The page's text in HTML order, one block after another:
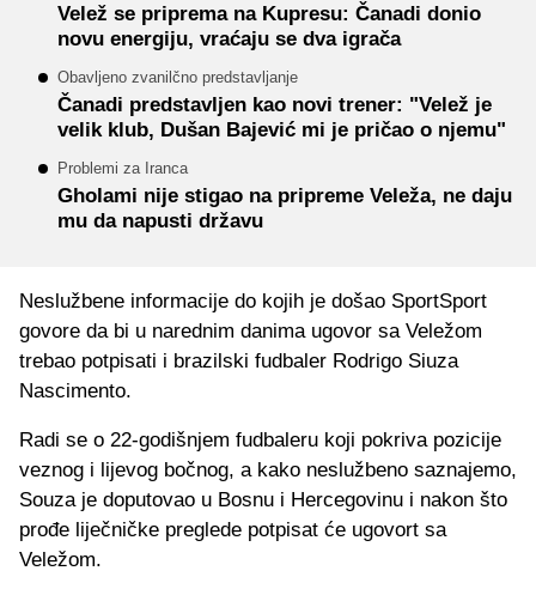
Velež se priprema na Kupresu: Čanadi donio
novu energiju, vraćaju se dva igrača
Obavljeno zvanilčno predstavljanje
Čanadi predstavljen kao novi trener: "Velež je
velik klub, Dušan Bajević mi je pričao o njemu"
Problemi za Iranca
Gholami nije stigao na pripreme Veleža, ne daju
mu da napusti državu
Neslužbene informacije do kojih je došao SportSport
govore da bi u narednim danima ugovor sa Veležom
trebao potpisati i brazilski fudbaler Rodrigo Siuza
Nascimento.
Radi se o 22-godišnjem fudbaleru koji pokriva pozicije
veznog i lijevog bočnog, a kako neslužbeno saznajemo,
Souza je doputovao u Bosnu i Hercegovinu i nakon što
prođe liječničke preglede potpisat će ugovort sa
Veležom.